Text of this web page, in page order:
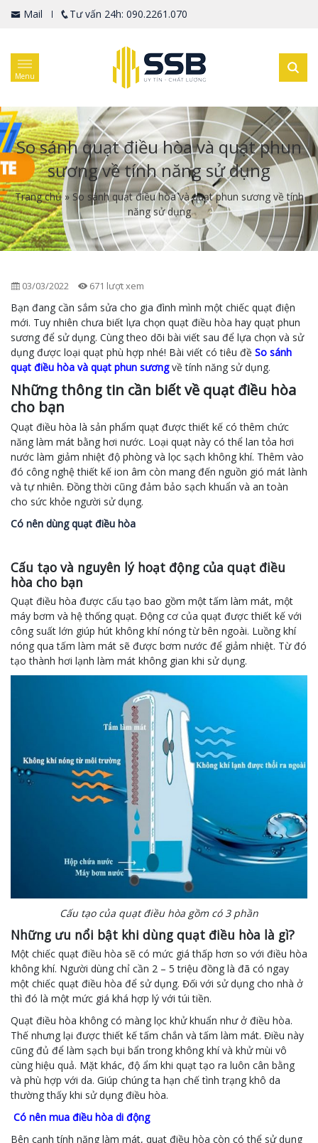
Mail Tư vấn 24h: 090.2261.070
Menu
So sánh quạt điều hòa và quạt phun
sương về tính năng sử dụng
Trang chủ» So sánh quạt điều hòa và quạt phun sương về tính
năng sử dụng
03/03/2022 671 lượt xem
Bạn đang cần sắm sửa cho gia đình mình một chiếc quạt điện
mới. Tuy nhiên chưa biết lựa chọn quạt điều hòa hay quạt phun
sương để sử dụng. Cùng theo dõi bài viết sau để lựa chọn và sử
dụng được loại quạt phù hợp nhé! Bài viết có tiêu đề So sánh
quạt điều hòa và quạt phun sươngvề tính năng sử dụng.
Những thông tin cần biết về quạt điều hòa
cho bạn
Quạt điều hòa là sản phẩm quạt được thiết kế có thêm chức
năng làm mát bằng hơi nước. Loại quạt này có thể lan tỏa hơi
nước làm giảm nhiệt độ phòng và lọc sạch không khí. Thêm vào
đó công nghệ thiết kế ion âm còn mang đến nguồn gió mát lành
và tự nhiên. Đồng thời cũng đảm bảo sạch khuẩn và an toàn
cho sức khỏe người sử dụng.
Có nên dùng quạt điều hòa
Cấu tạo và nguyên lý hoạt động của quạt điều
hòa cho bạn
Quạt điều hòa được cấu tạo bao gồm một tấm làm mát, một
máy bơm và hệ thống quạt. Động cơ của quạt được thiết kế với
công suất lớn giúp hút không khí nóng từ bên ngoài. Luồng khí
nóng qua tấm làm mát sẽ được bơm nước để giảm nhiệt. Từ đó
tạo thành hơi lạnh làm mát không gian khi sử dụng.
Cấu tạo của quạt điều hòa gồm có 3 phần
Những ưu nổi bật khi dùng quạt điều hòa là gì?
Một chiếc quạt điều hòa sẽ có mức giá thấp hơn so với điều hòa
không khí. Người dùng chỉ cần 2 – 5 triệu đồng là đã có ngay
một chiếc quạt điều hòa để sử dụng. Đối với sử dụng cho nhà ở
thì đó là một mức giá khá hợp lý với túi tiền.
Quạt điều hòa không có màng lọc khử khuẩn như ở điều hòa.
Thế nhưng lại được thiết kế tấm chắn và tấm làm mát. Điều này
cũng đủ để làm sạch bụi bẩn trong không khí và khử mùi vô
cùng hiệu quả. Mặt khác, độ ẩm khi quạt tạo ra luôn cân bằng
và phù hợp với da. Giúp chúng ta hạn chế tình trạng khô da
thường thấy khi sử dụng điều hòa.
Có nên mua điều hòa di động
Bên cạnh tính năng làm mát, quạt điều hòa còn có thể sử dụng